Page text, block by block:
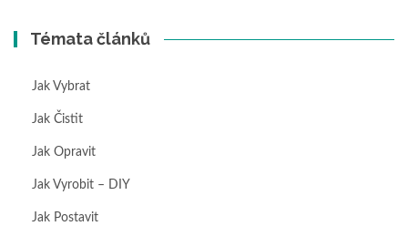
Témata článků
Jak Vybrat
Jak Čistit
Jak Opravit
Jak Vyrobit – DIY
Jak Postavit